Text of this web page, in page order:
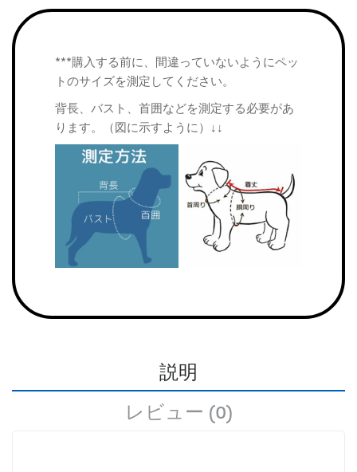
***購入する前に、間違っていないようにペッ
トのサイズを測定してください。
背長、バスト、首囲などを測定する必要があ
ります。（図に示すように）↓↓
説明
レビュー (0)